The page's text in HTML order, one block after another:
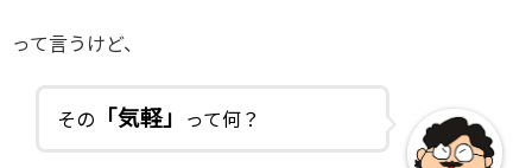
って言うけど、
その 「気軽」 って何？